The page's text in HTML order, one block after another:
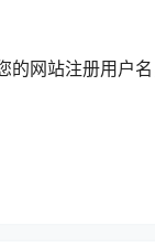
网站注册用户名